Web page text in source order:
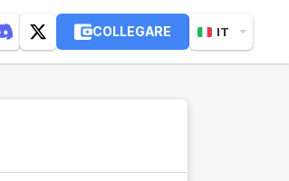
COLLEGARE IT